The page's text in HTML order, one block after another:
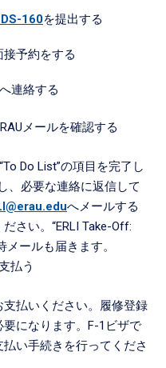
160を提出する
接予約をする
連絡する
メールを確認する
Do List”の項目を完了し
、必要な連絡に返信して
へメールする
さい。“ERLI Take-Off:
ールも届きます。
払う
払いください。履修登録
になります。F-1ビザで
い手続きを行ってくださ